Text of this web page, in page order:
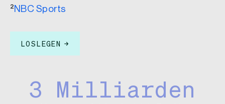
²NBC Sports
LOSLEGEN
3 Milliarden